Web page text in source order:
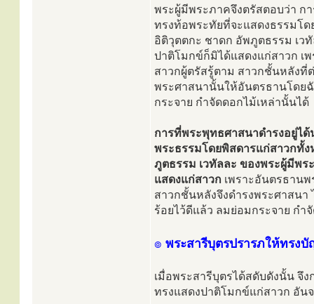
พระผู้มีพระภาคจึงตรัสตอบว่า ก
ทรงท้อพระทัยที่จะแสดงธรรมโด
อิติวุตตกะ ชาดก อัพภูตธรรม เ
ปาติโมกข์ก็มิได้แสดงแก่สาวก เ
สาวกผู้ตรัสรู้ตาม สาวกชั้นหลังที่
พระศาสนานั้นให้อันตรธานโดย
กระจาย กำจัดดอกไม้เหล่านั้นได้
การที่พระพุทธศาสนาดำรงอยู่ไ
พระธรรมโดยพิสดารแก่สาวกทั้ง
ภูตธรรม เวทัลละ ของพระผู้มีพ
แสดงแก่สาวก เพราะอันตรธาน
สาวกชั้นหลังจึงดำรงพระศาสน
ร้อยไว้ดีแล้ว ลมย่อมกระจาย กำ
๏ พระสารีบุตรปรารภให้ทรง
เมื่อพระสารีบุตรได้สดับดังนั้น จึ
ทรงแสดงปาติโมกข์แก่สาวก อัน